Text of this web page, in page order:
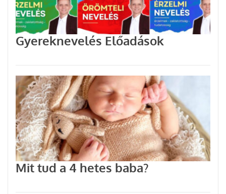
Gyereknevelés Előadások
Mit tud a 4 hetes baba?